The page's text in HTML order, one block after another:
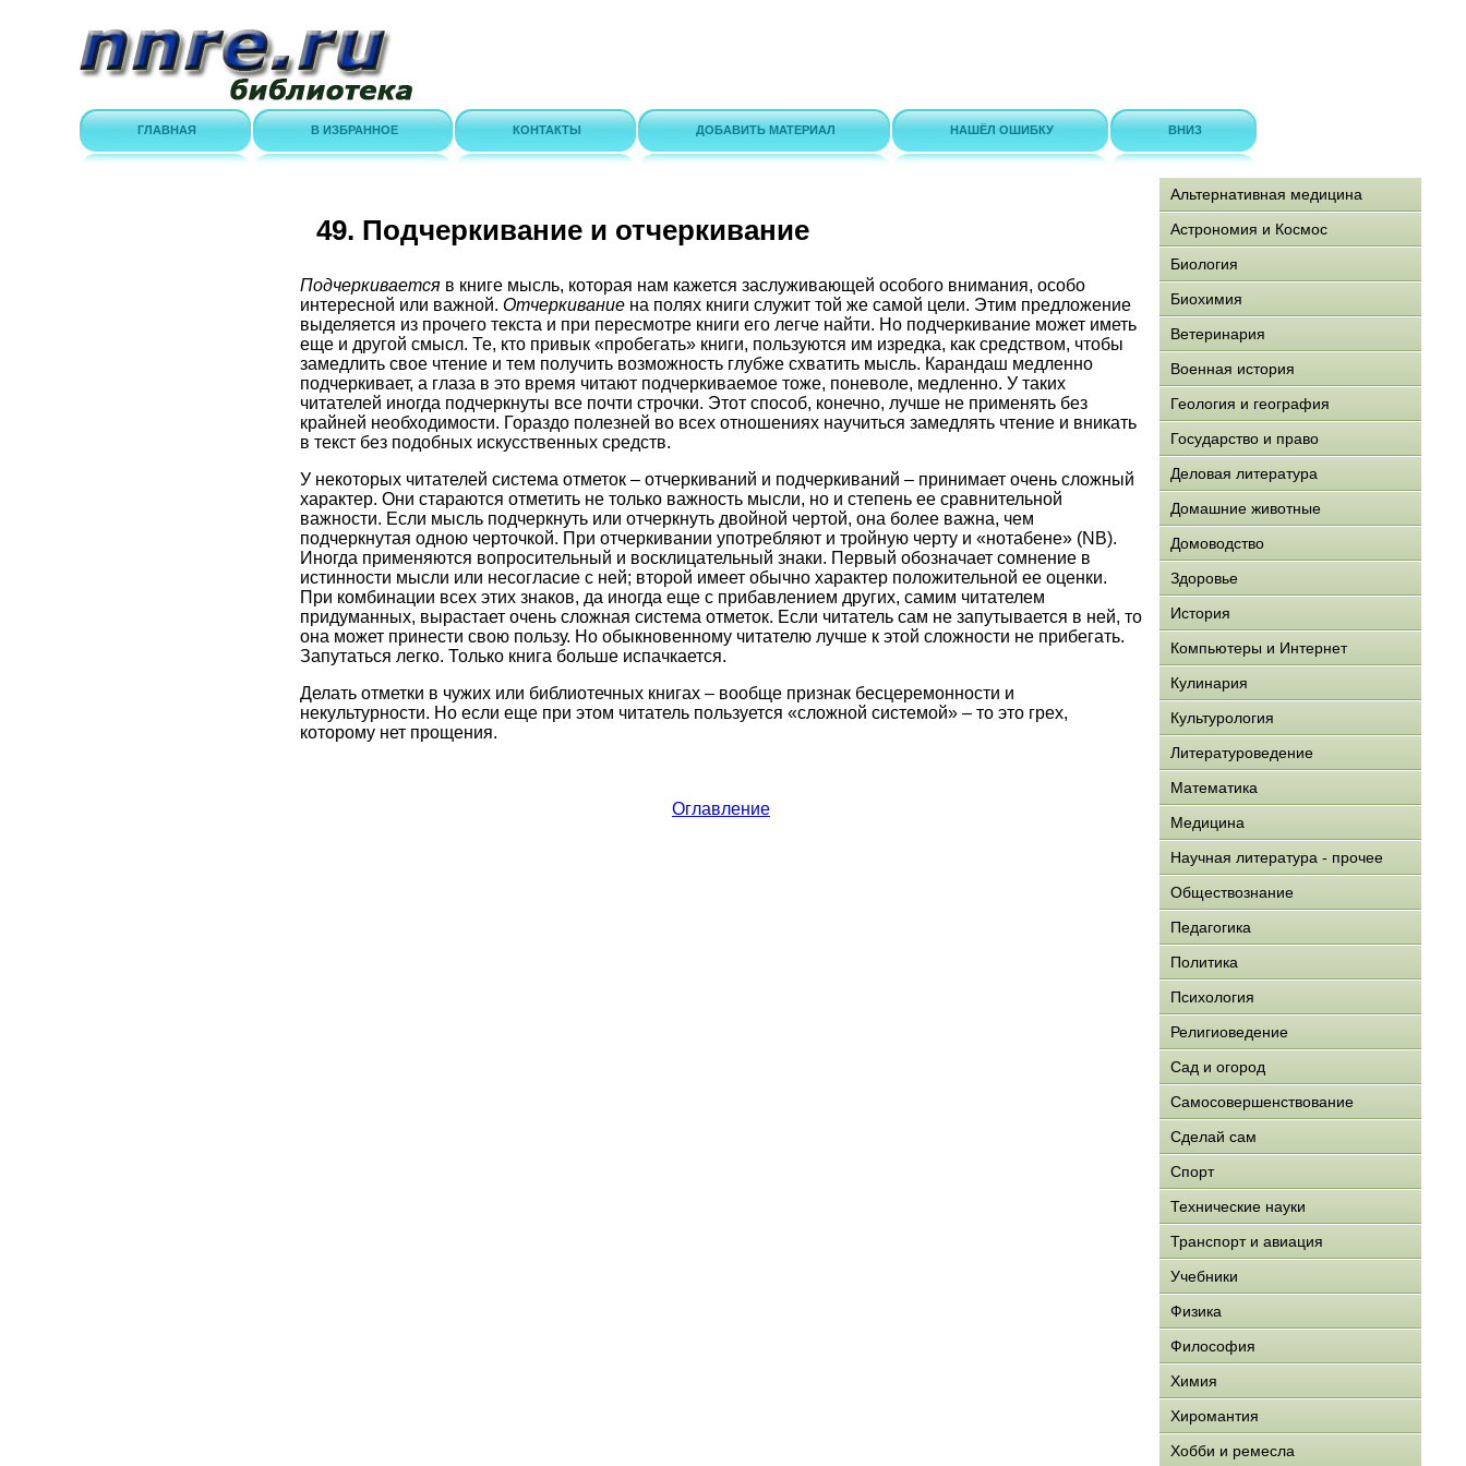
ГЛАВНАЯ В ИЗБРАННОЕ КОНТАКТЫ ДОБАВИТЬ МАТЕРИАЛ НАШЁЛ ОШИБКУ ВНИЗ
49. Подчеркивание и отчеркивание
Подчеркиваетсяв книге мысль, которая нам кажется заслуживающей особого внимания, особо
интересной или важной. Отчеркиваниена полях книги служит той же самой цели. Этим предложение
выделяется из прочего текста и при пересмотре книги его легче найти. Но подчеркивание может иметь
еще и другой смысл. Те, кто привык «пробегать» книги, пользуются им изредка, как средством, чтобы
замедлить свое чтение и тем получить возможность глубже схватить мысль. Карандаш медленно
подчеркивает, а глаза в это время читают подчеркиваемое тоже, поневоле, медленно. У таких
читателей иногда подчеркнуты все почти строчки. Этот способ, конечно, лучше не применять без
крайней необходимости. Гораздо полезней во всех отношениях научиться замедлять чтение и вникать
в текст без подобных искусственных средств.
У некоторых читателей система отметок – отчеркиваний и подчеркиваний – принимает очень сложный
характер. Они стараются отметить не только важность мысли, но и степень ее сравнительной
важности. Если мысль подчеркнуть или отчеркнуть двойной чертой, она более важна, чем
подчеркнутая одною черточкой. При отчеркивании употребляют и тройную черту и «нотабене» (NB).
Иногда применяются вопросительный и восклицательный знаки. Первый обозначает сомнение в
истинности мысли или несогласие с ней; второй имеет обычно характер положительной ее оценки.
При комбинации всех этих знаков, да иногда еще с прибавлением других, самим читателем
придуманных, вырастает очень сложная система отметок. Если читатель сам не запутывается в ней, то
она может принести свою пользу. Но обыкновенному читателю лучше к этой сложности не прибегать.
Запутаться легко. Только книга больше испачкается.
Делать отметки в чужих или библиотечных книгах – вообще признак бесцеремонности и
некультурности. Но если еще при этом читатель пользуется «сложной системой» – то это грех,
которому нет прощения.
Оглавление
Альтернативная медицина
Астрономия и Космос
Биология
Биохимия
Ветеринария
Военная история
Геология и география
Государство и право
Деловая литература
Домашние животные
Домоводство
Здоровье
История
Компьютеры и Интернет
Кулинария
Культурология
Литературоведение
Математика
Медицина
Научная литература - прочее
Обществознание
Педагогика
Политика
Психология
Религиоведение
Сад и огород
Самосовершенствование
Сделай сам
Спорт
Технические науки
Транспорт и авиация
Учебники
Физика
Философия
Химия
Хиромантия
Хобби и ремесла